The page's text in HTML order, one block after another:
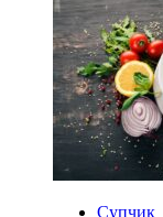
Супчик